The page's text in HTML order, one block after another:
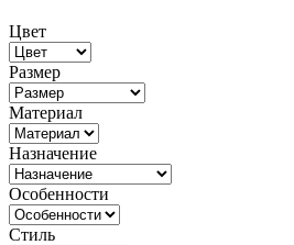
Цвет
Размер
Материал
Назначение
Особенности
Стиль